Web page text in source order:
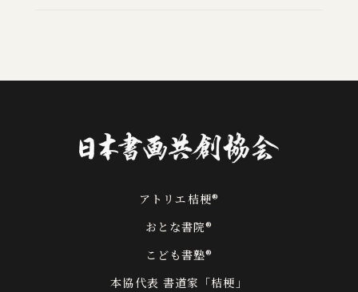
アトリエ桔梗®
おとな書院®
こども書塾®
本協代表 書道家「桔梗」